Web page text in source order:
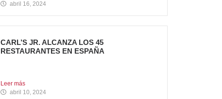
abril 16, 2024
CARL’S JR. ALCANZA LOS 45
RESTAURANTES EN ESPAÑA
Leer más
abril 10, 2024